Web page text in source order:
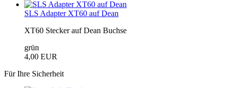
SLS Adapter XT60 auf Dean
XT60 Stecker auf Dean Buchse
grün
4,00 EUR
Für Ihre Sicherheit